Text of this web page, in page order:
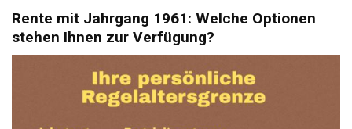
Rente mit Jahrgang 1961: Welche Optionen
stehen Ihnen zur Verfügung?